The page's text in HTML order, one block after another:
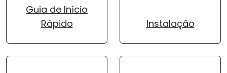
Guia de Início
Rápido
Instalação
Nuvem e Local